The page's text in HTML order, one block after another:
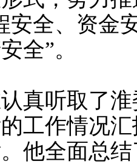
安全、资金
全”。
真听取了淮
工作情况
他全面总